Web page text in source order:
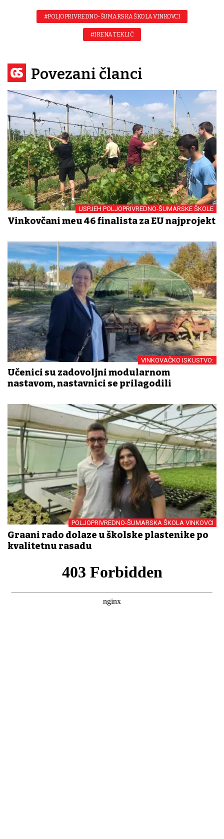
#POLJOPRIVREDNO-ŠUMARSKA ŠKOLA VINKOVCI
#IRENA TEKLIĆ
Povezani članci
USPJEH POLJOPRIVREDNO-ŠUMARSKE ŠKOLE
Vinkovčani među 46 finalista za EU najprojekt
VINKOVAČKO ISKUSTVO:
Učenici su zadovoljni modularnom
nastavom, nastavnici se prilagodili
POLJOPRIVREDNO-ŠUMARSKA ŠKOLA VINKOVCI
Građani rado dolaze u školske plastenike po
kvalitetnu rasadu